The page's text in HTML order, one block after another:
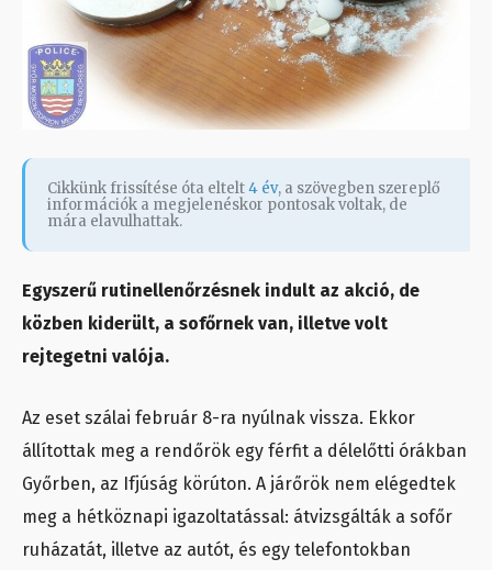
Cikkünk frissítése óta eltelt4 év, a szövegben szereplő
információk a megjelenéskor pontosak voltak, de
mára elavulhattak.
Egyszerű rutinellenőrzésnek indult az akció, de
közben kiderült, a sofőrnek van, illetve volt
rejtegetni valója.
Az eset szálai február 8-ra nyúlnak vissza. Ekkor
állítottak meg a rendőrök egy férfit a délelőtti órákban
Győrben, az Ifjúság körúton. A járőrök nem elégedtek
meg a hétköznapi igazoltatással: átvizsgálták a sofőr
ruházatát, illetve az autót, és egy telefontokban